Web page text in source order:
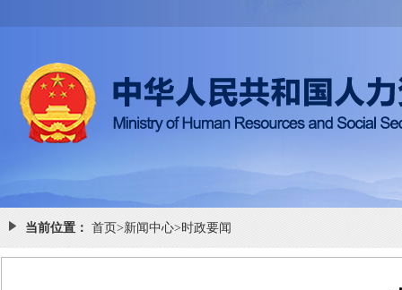
当前位置： 首页>新闻中心>时政要闻